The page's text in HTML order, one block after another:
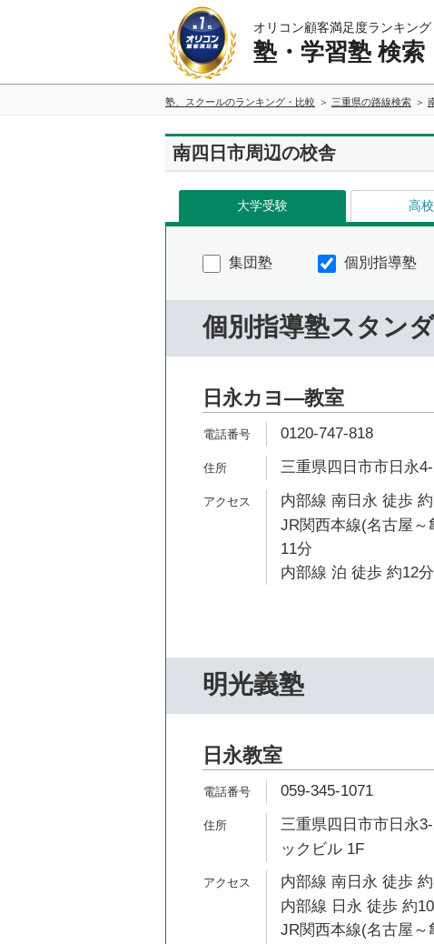
オリコン顧客満足度ランキング
塾・学習塾 検索
塾、スクールのランキング・比較 三重県の路線検索
南四日市周辺の校舎
大学受験 高
集団塾 個別指導塾
個別指導塾スタン
日永カヨ―教室
0120-747-818
三重県四日市市日永
内部線 南日永 徒歩
JR関西本線(名古屋
11分
内部線 泊 徒歩 約12分
明光義塾
日永教室
059-345-1071
三重県四日市市日永
ックビル 1F
内部線 南日永 徒歩
内部線 日永 徒歩 約
JR関西本線(名古屋